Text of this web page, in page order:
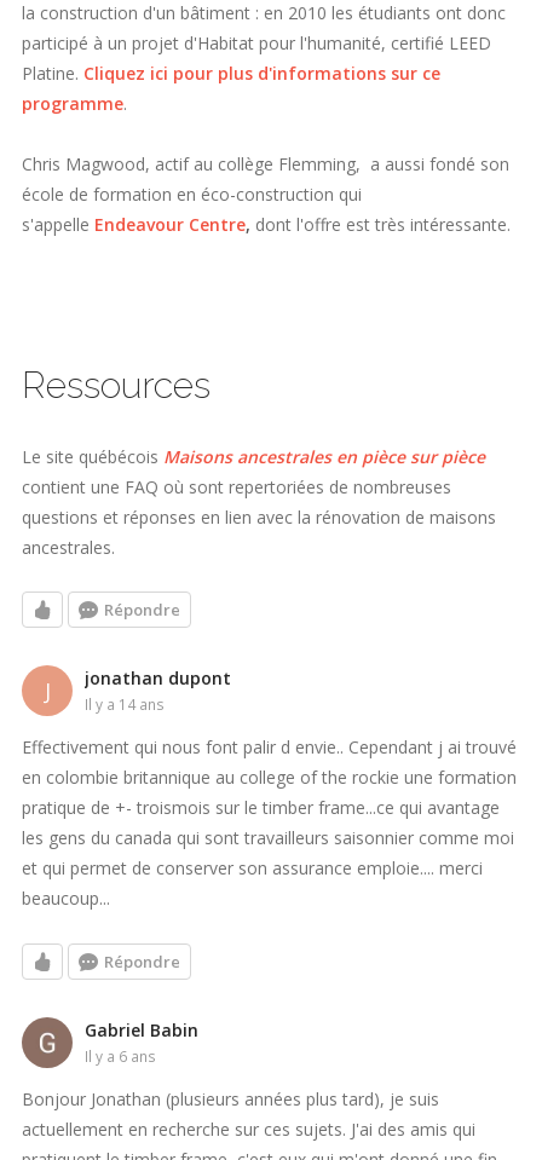
la construction d'un bâtiment : en 2010 les étudiants ont donc
participé à un projet d'Habitat pour l'humanité, certifié LEED
Platine. Cliquez ici pour plus d'informations sur ce
programme.
Chris Magwood, actif au collège Flemming, a aussi fondé son
école de formation en éco-construction qui
s'appelle Endeavour Centre, dont l'offre est très intéressante.
Ressources
Le site québécois Maisons ancestrales en pièce sur pièce
contient une FAQ où sont repertoriées de nombreuses
questions et réponses en lien avec la rénovation de maisons
ancestrales.
Répondre
J jonathan dupont
il y a 14 ans
Effectivement qui nous font palir d envie.. Cependant j ai trouvé
en colombie britannique au college of the rockie une formation
pratique de +- troismois sur le timber frame...ce qui avantage
les gens du canada qui sont travailleurs saisonnier comme moi
et qui permet de conserver son assurance emploie.... merci
beaucoup...
Répondre
Gabriel Babin
il y a 6 ans
Bonjour Jonathan (plusieurs années plus tard), je suis
actuellement en recherche sur ces sujets. J'ai des amis qui